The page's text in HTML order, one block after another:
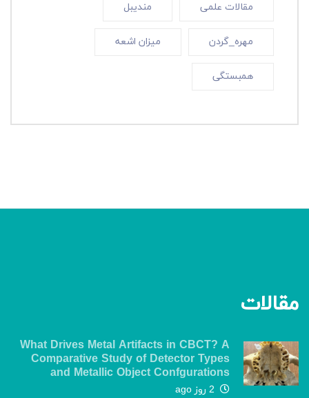
مقالات علمی مندیبل
مهره_گردن میزان اشعه
همبستگی
مقالات
What Drives Metal Artifacts in CBCT? A
Comparative Study of Detector Types
and Metallic Object Confgurations
2 روز ago